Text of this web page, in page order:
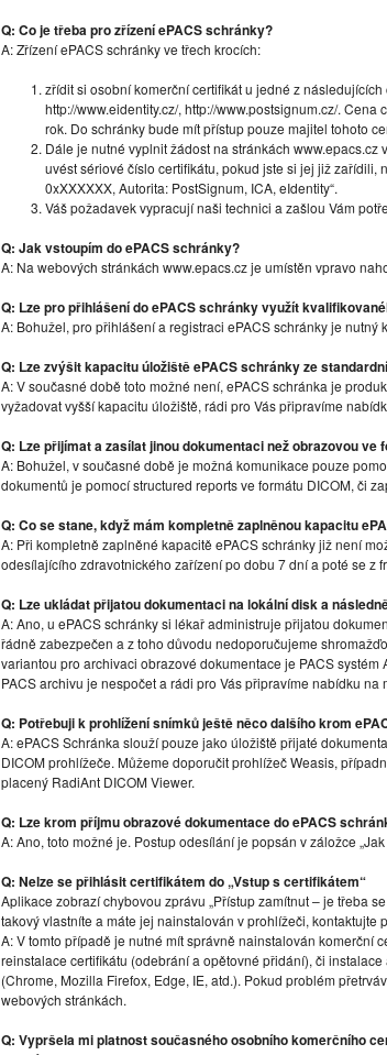
Q: Co je třeba pro zřízení ePACS schránky?
A: Zřízení ePACS schránky ve třech krocích:
zřídit si osobní komerční certifikát u jedné z následujících
http://www.eidentity.cz/, http://www.postsignum.cz/.
rok. Do schránky bude mít přístup pouze majitel tohoto
Dále je nutné vyplnit žádost na stránkách
uvést sériové číslo certifikátu, pokud jste si jej již zařídili,
0xXXXXXX, Autorita: PostSignum, ICA, eIdentity“.
Váš požadavek vypracují naši technici a zašlou Vám
Q: Jak vstoupím do ePACS schránky?
A: Na webových stránkách www.epacs.cz je umístěn vpravo
Q: Lze pro přihlášení do ePACS schránky využít
A: Bohužel, pro přihlášení a registraci ePACS schránky je nutný
Q: Lze zvýšit kapacitu úložiště ePACS schránky ze
A: V současné době toto možné není, ePACS schránka je
vyžadovat vyšší kapacitu úložiště, rádi pro Vás připravíme
Q: Lze přijímat a zasílat jinou dokumentaci než obrazovou ve
A: Bohužel, v současné době je možná komunikace pouze
dokumentů je pomocí structured reports ve formátu DICOM, či
Q: Co se stane, když mám kompletně zaplněnou kapacitu
A: Při kompletně zaplněné kapacitě ePACS schránky již není
odesílajícího zdravotnického zařízení po dobu 7 dní a poté se z
Q: Lze ukládat přijatou dokumentaci na lokální disk a
A: Ano, u ePACS schránky si lékař administruje přijatou
řádně zabezpečen a z toho důvodu nedoporučujeme
variantou pro archivaci obrazové dokumentace je PACS
PACS archivu je nespočet a rádi pro Vás připravíme nabídku na
Q: Potřebuji k prohlížení snímků ještě něco dalšího krom
A: ePACS Schránka slouží pouze jako úložiště přijaté
DICOM prohlížeče. Můžeme doporučit prohlížeč Weasis,
placený RadiAnt DICOM Viewer.
Q: Lze krom příjmu obrazové dokumentace do ePACS
A: Ano, toto možné je. Postup odesílání je popsán v záložce „Jak
Q: Nelze se přihlásit certifikátem do „Vstup s certifikátem“
Aplikace zobrazí chybovou zprávu „Přístup zamítnut – je třeba
takový vlastníte a máte jej nainstalován v prohlížeči, kontaktujte
A: V tomto případě je nutné mít správně nainstalován komerční
reinstalace certifikátu (odebrání a opětovné přidání), či
(Chrome, Mozilla Firefox, Edge, IE, atd.). Pokud problém
webových stránkách.
Q: Vypršela mi platnost současného osobního komerčního